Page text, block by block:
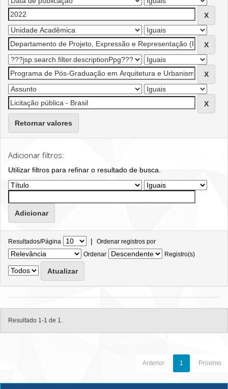
Retornar valores
Adicionar filtros:
Utilizar filtros para refinar o resultado de busca.
Resultados/Página | Ordenar registros por
Ordenar
Registro(s)
Resultado 1-1 de 1.
Anterior 1 Próximo